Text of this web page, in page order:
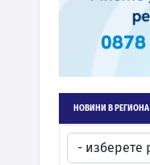
НОВИНИ В РЕГИОНА